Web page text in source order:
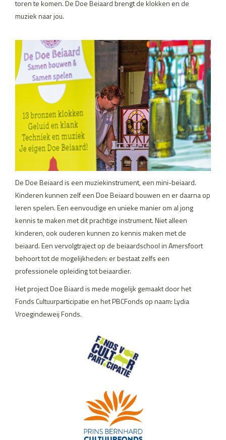
toren te komen. De Doe Beiaard brengt de klokken en de
muziek naar jou.
De Doe Beiaard is een muziekinstrument, een mini-beiaard.
Kinderen kunnen zelf een Doe Beiaard bouwen en er daarna op
leren spelen. Een eenvoudige en unieke manier om al jong
kennis te maken met dit prachtige instrument. Niet alleen
kinderen, ook ouderen kunnen zo kennis maken met de
beiaard. Een vervolgtraject op de beiaardschool in Amersfoort
behoort tot de mogelijkheden: er bestaat zelfs een
professionele opleiding tot beiaardier.
Het project Doe Biaard is mede mogelijk gemaakt door het
Fonds Cultuurparticipatie en het PBCFonds op naam: Lydia
Vroegindeweij Fonds.